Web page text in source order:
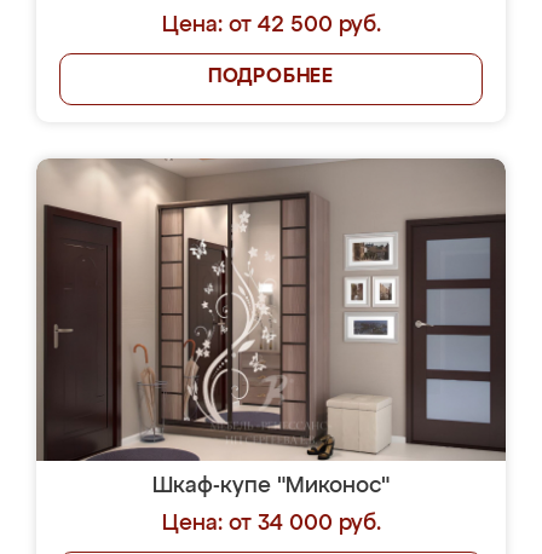
Цена: от 42 500 руб.
ПОДРОБНЕЕ
Шкаф-купе "Миконос"
Цена: от 34 000 руб.